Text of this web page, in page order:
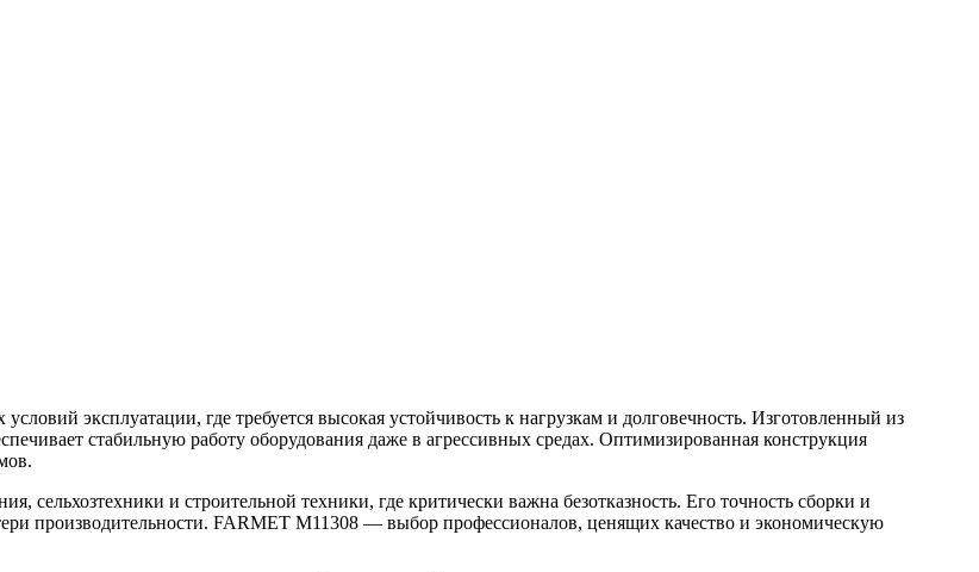
эксплуатации, где требуется высокая устойчивость к нагрузкам и долговечность. Изготовленный из
стабильную работу оборудования даже в агрессивных средах. Оптимизированная конструкция
и строительной техники, где критически важна безотказность. Его точность сборки и
производительности. FARMET M11308 — выбор профессионалов, ценящих качество и экономическую